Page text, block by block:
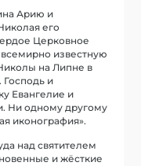
Арию и
его
Церковное
всемирно известную
на Липне в
Господь и
Евангелие и
Ни одному другому
иконография».
над святителем
и жёсткие